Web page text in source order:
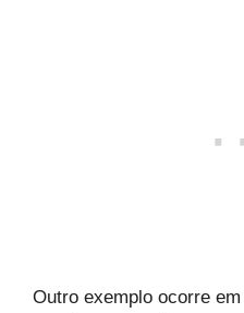
Outro exemplo ocorre